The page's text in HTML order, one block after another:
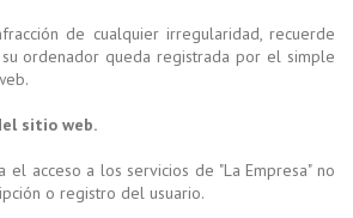
de cualquier irregularidad, recuerde
ordenador queda registrada por el simple
sitio web.
el acceso a los servicios de "La Empresa" no
o registro del usuario.